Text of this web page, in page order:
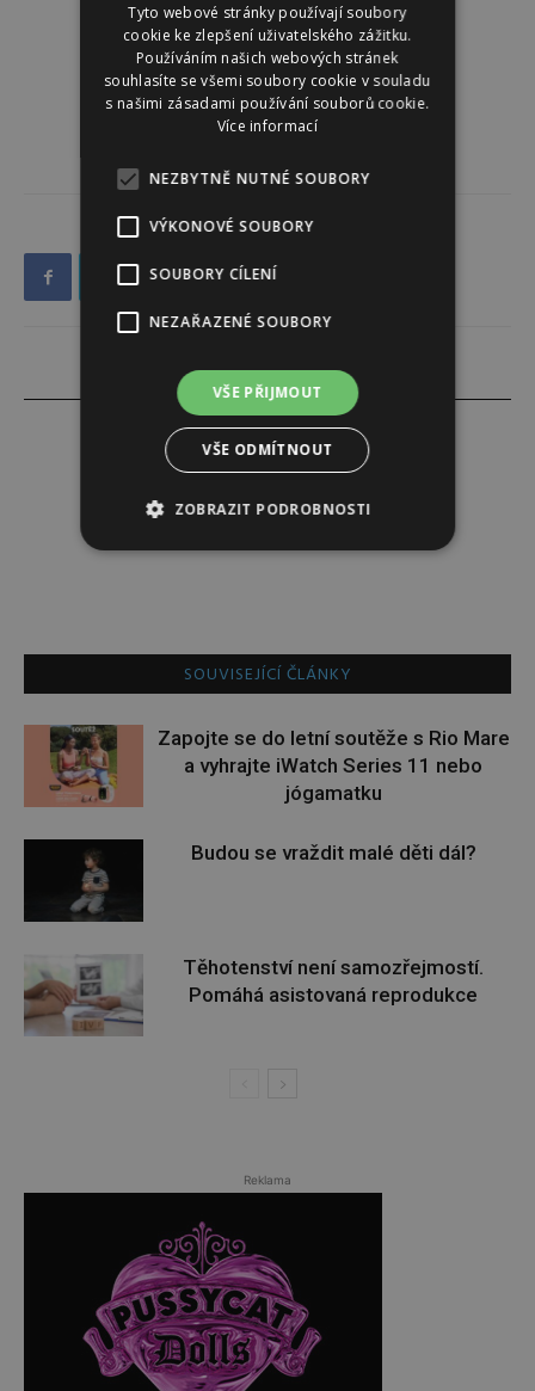
Darina Zumrová
SOUVISEJÍCÍ ČLÁNKY
Zapojte se do letní soutěže s Rio Mare
a vyhrajte iWatch Series 11 nebo
jógamatku
Budou se vraždit malé děti dál?
Těhotenství není samozřejmostí.
Pomáhá asistovaná reprodukce
Reklama
Tyto webové stránky používají soubory
cookie ke zlepšení uživatelského zážitku.
Používáním našich webových stránek
souhlasíte se všemi soubory cookie v souladu
s našimi zásadami používání souborů cookie.
Více informací
NEZBYTNĚ NUTNÉ SOUBORY
VÝKONOVÉ SOUBORY
SOUBORY CÍLENÍ
NEZAŘAZENÉ SOUBORY
VŠE PŘIJMOUT
VŠE ODMÍTNOUT
ZOBRAZIT PODROBNOSTI